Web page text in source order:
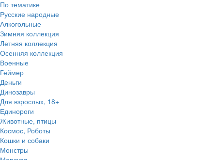
По тематике
Русские народные
Алкогольные
Зимняя коллекция
Летняя коллекция
Осенняя коллекция
Военные
Геймер
Деньги
Динозавры
Для взрослых, 18+
Единороги
Животные, птицы
Космос, Роботы
Кошки и собаки
Монстры